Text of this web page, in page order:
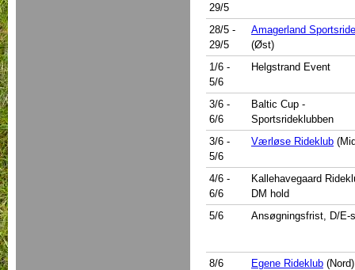
29/5
28/5 -
29/5
Amagerland
(Øst)
1/6 -
5/6
Helgstrand Event
3/6 -
6/6
Baltic Cup -
Sportsrideklubben
3/6 -
5/6
Værløse Rideklub
4/6 -
6/6
Kallehavegaard
DM hold
5/6
Ansøgningsfrist, D/
8/6 Egene Rideklub (Nord)